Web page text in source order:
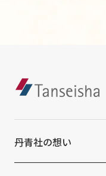
丹青社の想い